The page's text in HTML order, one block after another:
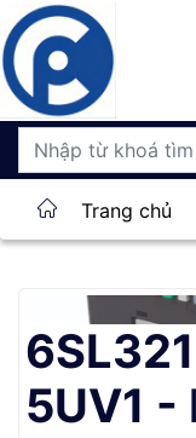
Trang chủ
5UV1 -